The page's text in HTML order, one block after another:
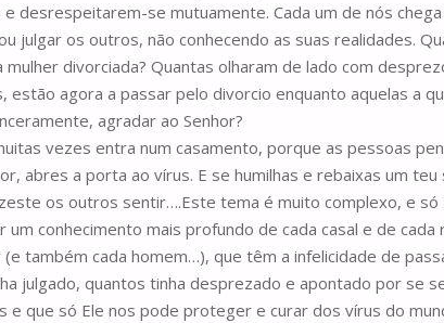
desrespeitarem-se mutuamente. Cada um de nós
julgar os outros, não conhecendo as suas realidades.
divorciada? Quantas olharam de lado com
estão agora a passar pelo divorcio enquanto aquelas a
agradar ao Senhor?
vezes entra num casamento, porque as pessoas
abres a porta ao vírus. E se humilhas e rebaixas um
os outros sentir….Este tema é muito complexo, e só
conhecimento mais profundo de cada casal e de
também cada homem…), que têm a infelicidade de
julgado, quantos tinha desprezado e apontado por se
e que só Ele nos pode proteger e curar dos vírus do